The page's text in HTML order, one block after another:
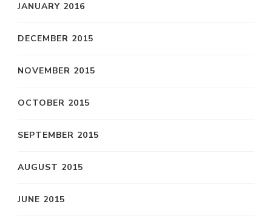
JANUARY 2016
DECEMBER 2015
NOVEMBER 2015
OCTOBER 2015
SEPTEMBER 2015
AUGUST 2015
JUNE 2015